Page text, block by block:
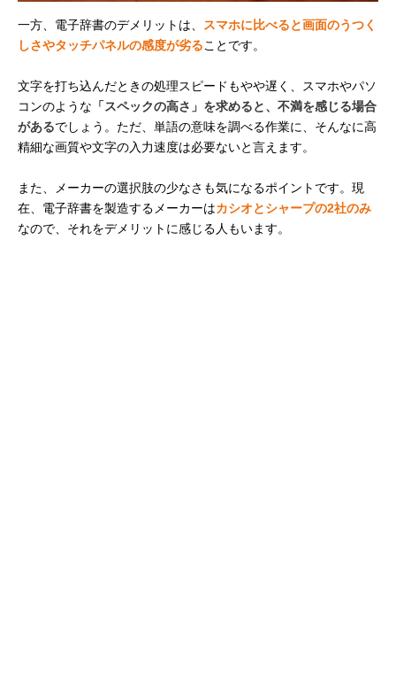
一方、電子辞書のデメリットは、 スマホに比べると画面のうつく
しさやタッチパネルの感度が劣ることです。
文字を打ち込んだときの処理スピードもやや遅く、スマホやパソ
コンのような 「スペックの高さ」を求めると、不満を感じる場合
があるでしょう。ただ、単語の意味を調べる作業に、そんなに高
精細な画質や文字の入力速度は必要ないと言えます。
また、メーカーの選択肢の少なさも気になるポイントです。現
在、電子辞書を製造するメーカーはカシオとシャープの2社のみ
なので、それをデメリットに感じる人もいます。